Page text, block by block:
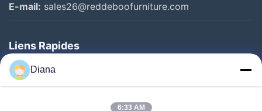
E-mail: sales26@reddeboofurniture.com
Liens Rapides
Aperçu
Produits
Diana
6:33 AM